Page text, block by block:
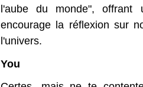
l'aube du monde", offrant
encourage la réflexion sur
l'univers.
You